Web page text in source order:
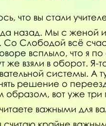
что вы стали
назад. Мы с женой
Слободой всё
всплыло, что я
же взяли в оборот.
системы. А
решение о
образом, вот уже
важными для